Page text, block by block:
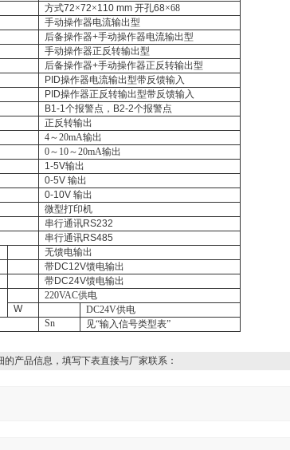
方式72×72×110 mm 开孔68×68
手动操作器电流输出型
后备操作器+手动操作器电流输出型
手动操作器正反转输出型
后备操作器+手动操作器正反转输出型
PID操作器电流输出型带反馈输入
PID操作器正反转输出型带反馈输入
B1-1个报警点， B2-2个报警点
正反转输出
4～20mA输出
0～10～20mA输出
1-5V输出
0-5V 输出
0-10V 输出
微型打印机
串行通讯RS232
串行通讯RS485
无馈电输出
带DC12V馈电输出
带DC24V馈电输出
220VAC供电
W
DC24V供电
Sn 见“输入信号类型表”
产品信息，填写下表直接与厂家联系：